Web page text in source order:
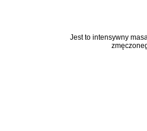
Jest to intensywny